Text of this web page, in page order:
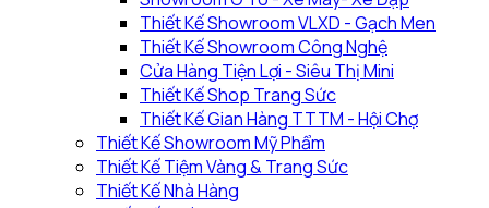
Thiết Kế Showroom VLXD - Gạch Men
Thiết Kế Showroom Công Nghệ
Cửa Hàng Tiện Lợi - Siêu Thị Mini
Thiết Kế Shop Trang Sức
Thiết Kế Gian Hàng TTTM - Hội Chợ
Thiết Kế Showroom Mỹ Phẩm
Thiết Kế Tiệm Vàng & Trang Sức
Thiết Kế Nhà Hàng